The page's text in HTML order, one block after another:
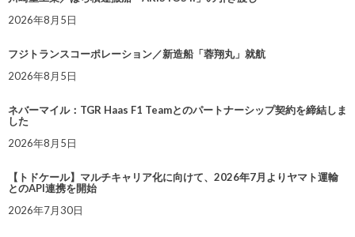
2026年8月5日
フジトランスコーポレーション／新造船「蓉翔丸」就航
2026年8月5日
ネバーマイル：TGR Haas F1 Teamとのパートナーシップ契約を締結しま
した
2026年8月5日
【トドケール】マルチキャリア化に向けて、2026年7月よりヤマト運輸
とのAPI連携を開始
2026年7月30日